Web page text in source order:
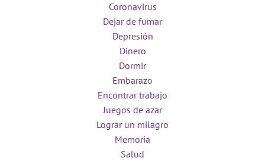
Coronavirus
Dejar de fumar
Depresión
Dinero
Dormir
Embarazo
Encontrar trabajo
Juegos de azar
Lograr un milagro
Memoria
Salud